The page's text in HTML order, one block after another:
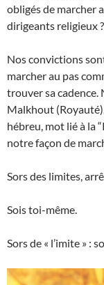
obligés de marcher
dirigeants religieux ?
Nos convictions
marcher au pas
trouver sa cadence.
Malkhout
hébreu, mot lié à la
notre façon de
Sors des limites,
Sois toi-même.
Sors de « l’imite » :